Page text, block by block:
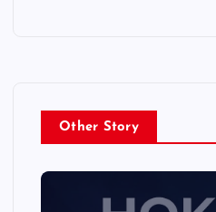
Other Story